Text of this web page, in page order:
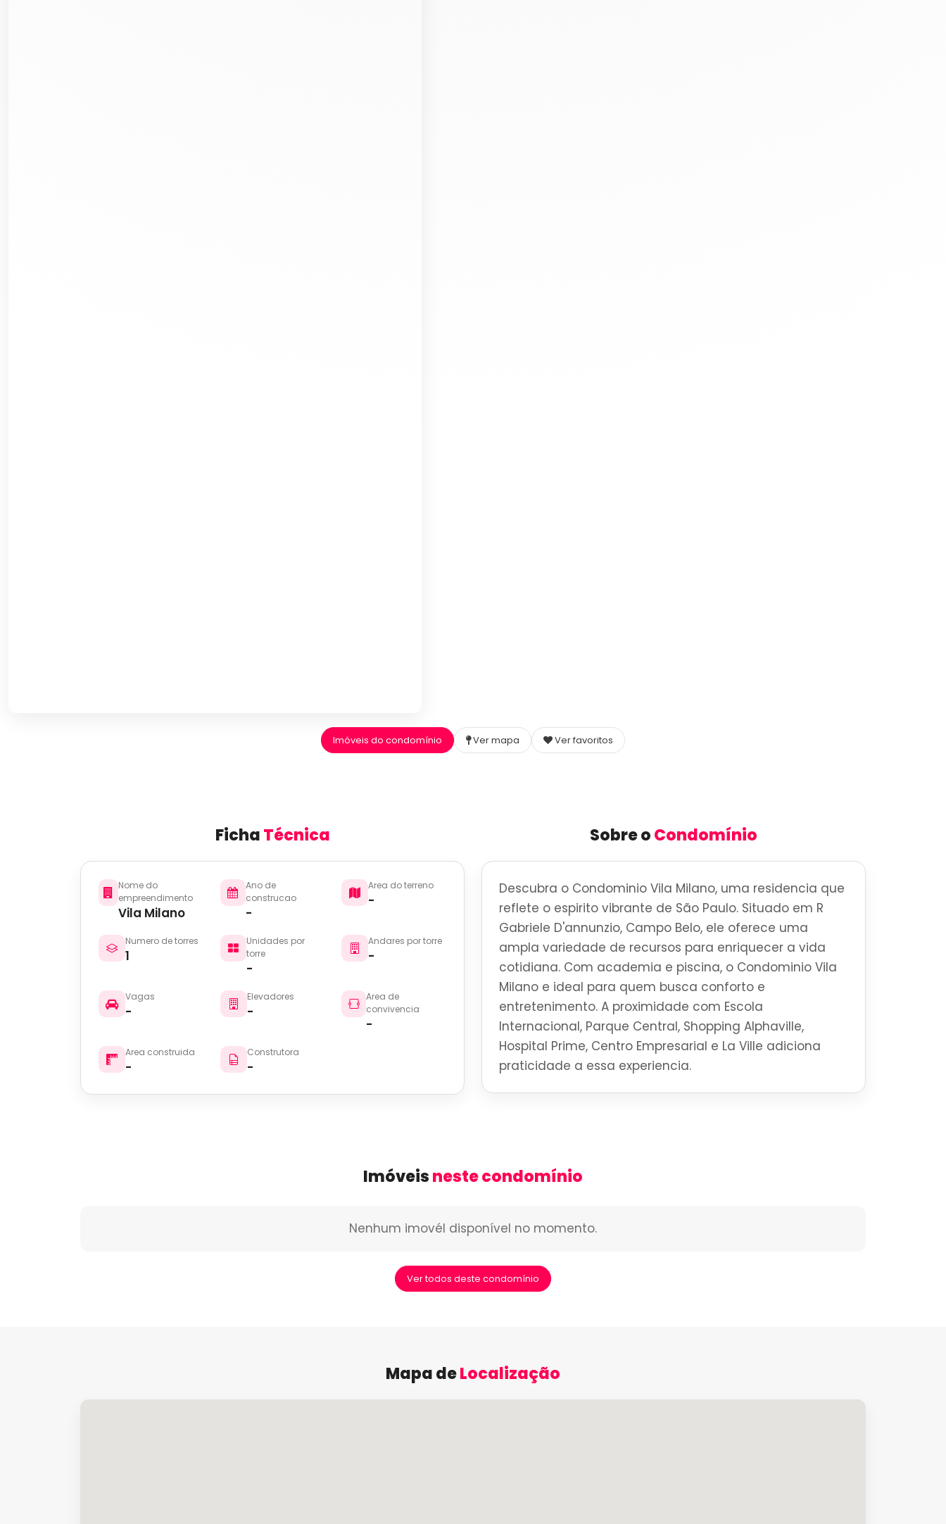
Imóveis do condomínio Ver mapa Ver favoritos
FichaTécnica
Nome do
empreendimento
Vila Milano
Ano de
construcao
-
Area do terreno
-
Numero de torres
1
Unidades por
torre
-
Andares por torre
-
Vagas
-
Elevadores
-
Area de
convivencia
-
Area construida
-
Construtora
-
Sobre oCondomínio
Descubra o Condominio Vila Milano, uma residencia que
reflete o espirito vibrante de São Paulo. Situado em R
Gabriele D'annunzio, Campo Belo, ele oferece uma
ampla variedade de recursos para enriquecer a vida
cotidiana. Com academia e piscina, o Condominio Vila
Milano e ideal para quem busca conforto e
entretenimento. A proximidade com Escola
Internacional, Parque Central, Shopping Alphaville,
Hospital Prime, Centro Empresarial e La Ville adiciona
praticidade a essa experiencia.
Imóveisneste condomínio
Nenhum imovél disponível no momento.
Ver todos deste condomínio
Mapa deLocalização